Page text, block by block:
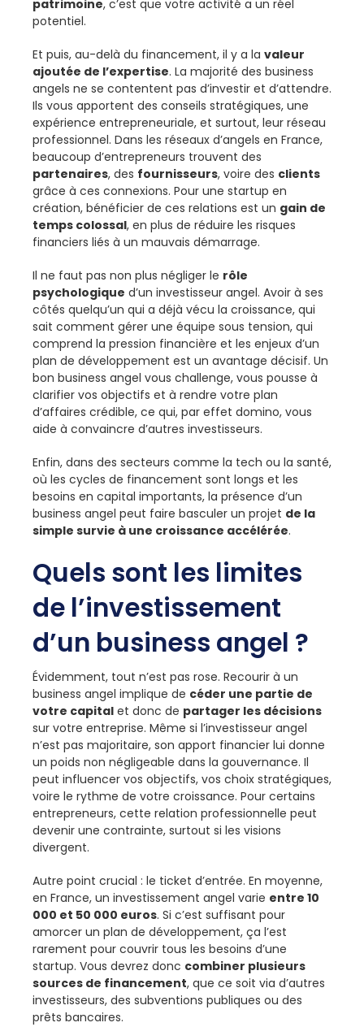
patrimoine, c’est que votre activité a un réel
potentiel.
Et puis, au-delà du financement, il y a la valeur
ajoutée de l’expertise. La majorité des business
angels ne se contentent pas d’investir et d’attendre.
Ils vous apportent des conseils stratégiques, une
expérience entrepreneuriale, et surtout, leur réseau
professionnel. Dans les réseaux d’angels en France,
beaucoup d’entrepreneurs trouvent des
partenaires, des fournisseurs, voire des clients
grâce à ces connexions. Pour une startup en
création, bénéficier de ces relations est un gain de
temps colossal, en plus de réduire les risques
financiers liés à un mauvais démarrage.
Il ne faut pas non plus négliger le rôle
psychologique d’un investisseur angel. Avoir à ses
côtés quelqu’un qui a déjà vécu la croissance, qui
sait comment gérer une équipe sous tension, qui
comprend la pression financière et les enjeux d’un
plan de développement est un avantage décisif. Un
bon business angel vous challenge, vous pousse à
clarifier vos objectifs et à rendre votre plan
d’affaires crédible, ce qui, par effet domino, vous
aide à convaincre d’autres investisseurs.
Enfin, dans des secteurs comme la tech ou la santé,
où les cycles de financement sont longs et les
besoins en capital importants, la présence d’un
business angel peut faire basculer un projet de la
simple survie à une croissance accélérée.
Quels sont les limites
de l’investissement
d’un business angel ?
Évidemment, tout n’est pas rose. Recourir à un
business angel implique de céder une partie de
votre capital et donc de partager les décisions
sur votre entreprise. Même si l’investisseur angel
n’est pas majoritaire, son apport financier lui donne
un poids non négligeable dans la gouvernance. Il
peut influencer vos objectifs, vos choix stratégiques,
voire le rythme de votre croissance. Pour certains
entrepreneurs, cette relation professionnelle peut
devenir une contrainte, surtout si les visions
divergent.
Autre point crucial : le ticket d’entrée. En moyenne,
en France, un investissement angel varie entre 10
000 et 50 000 euros. Si c’est suffisant pour
amorcer un plan de développement, ça l’est
rarement pour couvrir tous les besoins d’une
startup. Vous devrez donc combiner plusieurs
sources de financement, que ce soit via d’autres
investisseurs, des subventions publiques ou des
prêts bancaires.